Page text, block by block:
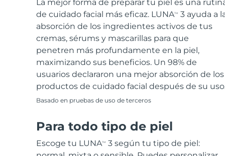
La mejor forma de preparar tu piel es una
de cuidado facial más eficaz. LUNATM
3 ayuda a
absorción de los ingredientes activos de tus
cremas, sérums y mascarillas para que
penetren más profundamente en la piel,
maximizando sus beneficios. Un 98% de
usuarios declararon una mejor absorción de los
productos de cuidado facial después de su
Basado en pruebas de uso de terceros
Para todo tipo de piel
Escoge tu LUNATM
3 según tu tipo de piel: